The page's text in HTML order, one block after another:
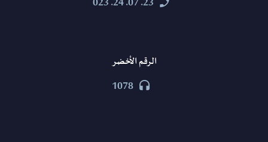


الرقم الأخضر


1078